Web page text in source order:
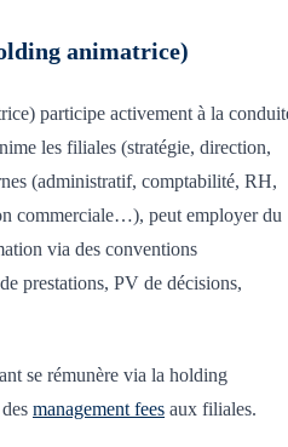
animatrice)
participe activement à la
les filiales (stratégie, direction,
(administratif, comptabilité, RH,
commerciale…), peut employer du
via des conventions
prestations, PV de décisions,
se rémunère via la holding
management fees aux filiales.